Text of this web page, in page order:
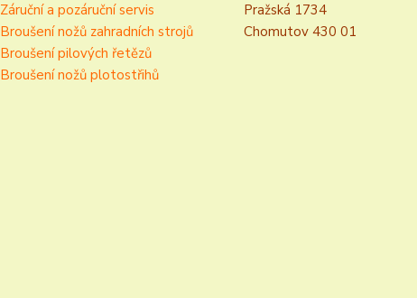
Záruční a pozáruční servis
Broušení nožů zahradních strojů
Broušení pilových řetězů
Broušení nožů plotostřihů
Pražská 1734
Chomutov 430 01